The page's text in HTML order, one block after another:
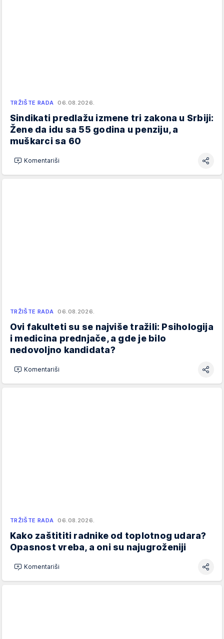
TRŽIŠTE RADA 06.08.2026.
Sindikati predlažu izmene tri zakona u Srbiji:
Žene da idu sa 55 godina u penziju, a
muškarci sa 60
Komentariši
TRŽIŠTE RADA 06.08.2026.
Ovi fakulteti su se najviše tražili: Psihologija
i medicina prednjače, a gde je bilo
nedovoljno kandidata?
Komentariši
TRŽIŠTE RADA 06.08.2026.
Kako zaštititi radnike od toplotnog udara?
Opasnost vreba, a oni su najugroženiji
Komentariši